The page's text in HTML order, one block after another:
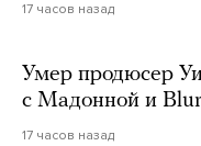
17 часов назад
Умер продюсер
с Мадонной и
17 часов назад